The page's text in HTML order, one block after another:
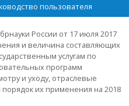
пользователя
России от 17 июля 2017
и величина составляющих
услугам по
программ
и уходу, отраслевые
их применения на 2018